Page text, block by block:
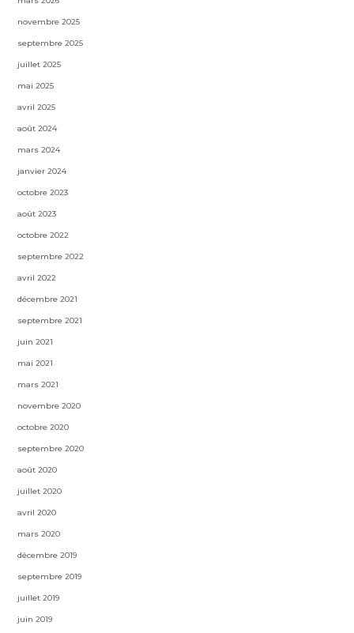
novembre 2025
septembre 2025
juillet 2025
mai 2025
avril 2025
août 2024
mars 2024
janvier 2024
octobre 2023
août 2023
octobre 2022
septembre 2022
avril 2022
décembre 2021
septembre 2021
juin 2021
mai 2021
mars 2021
novembre 2020
octobre 2020
septembre 2020
août 2020
juillet 2020
avril 2020
mars 2020
décembre 2019
septembre 2019
juillet 2019
juin 2019